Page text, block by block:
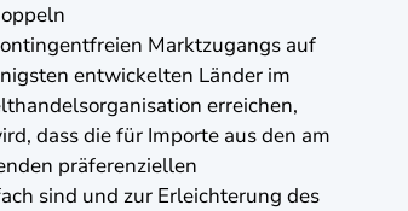
Marktzugangs auf
entwickelten Länder im
erreichen,
dass die für Importe aus den am
präferenziellen
sind und zur Erleichterung des